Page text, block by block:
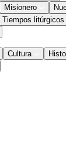
Misionero
Tiempos litúrgicos
Cultura